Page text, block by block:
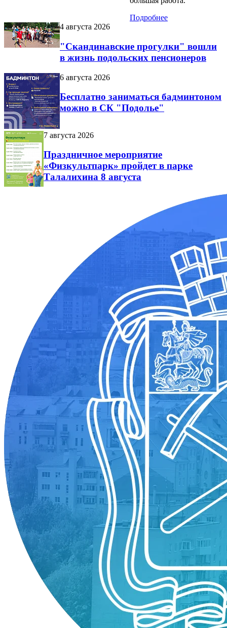
Подробнее
4 августа 2026
"Скандинавские прогулки" вошли
в жизнь подольских пенсионеров
6 августа 2026
Бесплатно заниматься бадминтоном
можно в СК "Подолье"
7 августа 2026
Праздничное мероприятие
«Физкультпарк» пройдет в парке
Талалихина 8 августа